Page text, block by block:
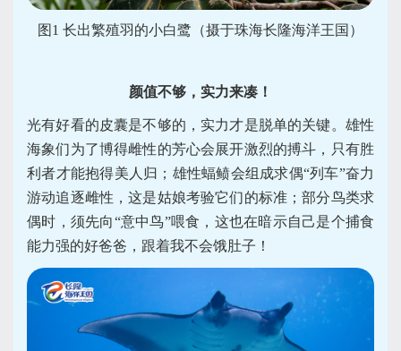
图1 长出繁殖羽的小白鹭（摄于珠海长隆海洋王国）
颜值不够，实力来凑！
光有好看的皮囊是不够的，实力才是脱单的关键。雄性
海象们为了博得雌性的芳心会展开激烈的搏斗，只有胜
利者才能抱得美人归；雄性蝠鲼会组成求偶“列车”奋力
游动追逐雌性，这是姑娘考验它们的标准；部分鸟类求
偶时，须先向“意中鸟”喂食，这也在暗示自己是个捕食
能力强的好爸爸，跟着我不会饿肚子！